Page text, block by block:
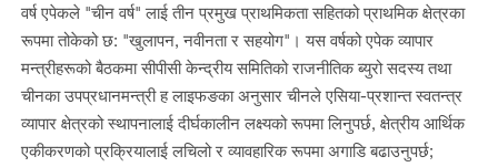
वर्ष एपेकले "चीन वर्ष" लाई तीन प्रमुख प्राथमिकता सहितको प्राथमिक क्षेत्रका
रूपमा तोकेको छ: "खुलापन, नवीनता र सहयोग"। यस वर्षको एपेक व्यापार
मन्त्रीहरूको बैठकमा सीपीसी केन्द्रीय समितिको राजनीतिक ब्युरो सदस्य तथा
चीनका उपप्रधानमन्त्री ह लाइफङका अनुसार चीनले एसिया-प्रशान्त स्वतन्त्र
व्यापार क्षेत्रको स्थापनालाई दीर्घकालीन लक्ष्यको रूपमा लिनुपर्छ, क्षेत्रीय आर्थिक
एकीकरणको प्रक्रियालाई लचिलो र व्यावहारिक रूपमा अगाडि बढाउनुपर्छ;